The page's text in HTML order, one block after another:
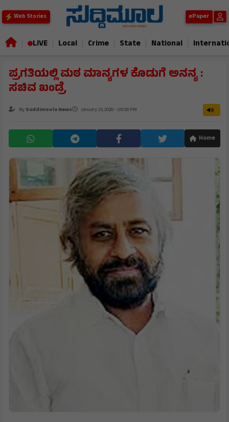
Web Stories ePaper
LIVE Local Crime State National
ಪ್ರಗತಿಯಲ್ಲಿ ಮಠ ಮಾನ್ಯಗಳ ಕೊಡುಗೆ ಅನನ್ಯ :
ಸಚಿವ ಖಂಡ್ರೆ
BySuddimoola News January 25, 2026 - 05:08 PM
Home